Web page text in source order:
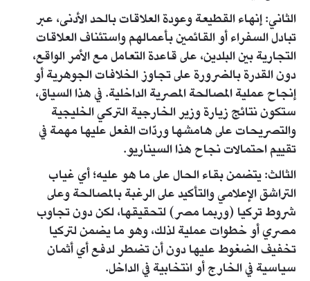
الثاني: إنهاء القطيعة وعودة العلاقات بالحد الأدنى، عبر
تبادل السفراء أو القائمين بأعمالهم واستئناف العلاقات
التجارية بين البلدين، على قاعدة التعامل مع الأمر الواقع،
دون القدرة بالضرورة على تجاوز الخلافات الجوهرية أو
إنجاح عملية المصالحة المصرية الداخلية. في هذا السياق،
ستكون نتائج زيارة وزير الخارجية التركي الخليجية
والتصريحات على هامشها وردّات الفعل عليها مهمة في
تقييم احتمالات نجاح هذا السيناريو.
الثالث: يتضمن بقاء الحال على ما هو عليه؛ أي غياب
التراشق الإعلامي والتأكيد على الرغبة بالمصالحة وعلى
شروط تركيا (وربما مصر) لتحقيقها، لكن دون تجاوب
مصري أو خطوات عملية لذلك، وهو ما يضمن لتركيا
تخفيف الضغوط عليها دون أن تضطر لدفع أي أثمان
سياسية في الخارج أو انتخابية في الداخل.